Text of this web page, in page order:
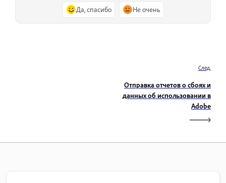
Да, спасибо Не очень
След.
Отправка отчетов о сбоях и
данных об использовании в
Adobe